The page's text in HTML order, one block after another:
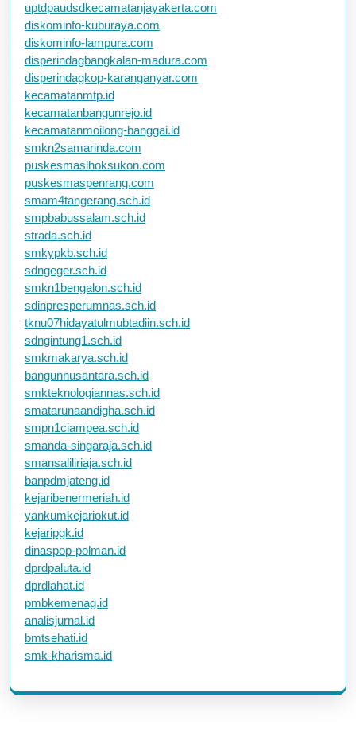
uptdpaudsdkecamatanjayakerta.com
diskominfo-kuburaya.com
diskominfo-lampura.com
disperindagbangkalan-madura.com
disperindagkop-karanganyar.com
kecamatanmtp.id
kecamatanbangunrejo.id
kecamatanmoilong-banggai.id
smkn2samarinda.com
puskesmaslhoksukon.com
puskesmaspenrang.com
smam4tangerang.sch.id
smpbabussalam.sch.id
strada.sch.id
smkypkb.sch.id
sdngeger.sch.id
smkn1bengalon.sch.id
sdinpresperumnas.sch.id
tknu07hidayatulmubtadiin.sch.id
sdngintung1.sch.id
smkmakarya.sch.id
bangunnusantara.sch.id
smkteknologiannas.sch.id
smatarunaandigha.sch.id
smpn1ciampea.sch.id
smanda-singaraja.sch.id
smansaliliriaja.sch.id
banpdmjateng.id
kejaribenermeriah.id
yankumkejariokut.id
kejaripgk.id
dinaspop-polman.id
dprdpaluta.id
dprdlahat.id
pmbkemenag.id
analisjurnal.id
bmtsehati.id
smk-kharisma.id